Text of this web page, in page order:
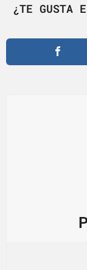
a
i
¿TE GUSTA